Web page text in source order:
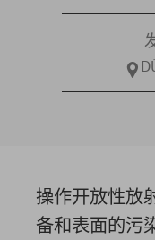
操作开放性放
备和表面的污